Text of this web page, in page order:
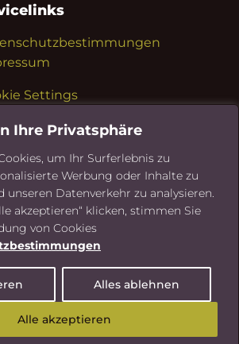
Ihre Privatsphäre
um Ihr Surferlebnis zu
Werbung oder Inhalte zu
unseren Datenverkehr zu analysieren.
akzeptieren“ klicken, stimmen Sie
von Cookies
Alles ablehnen
Alle akzeptieren
Settings
mehr über
Bau erfahren?
geht's zur Riedel Bau